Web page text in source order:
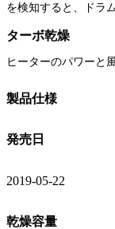
を検知すると、ドラ
ターボ乾燥
ヒーターのパワーと
製品仕様
発売日
2019-05-22
乾燥容量